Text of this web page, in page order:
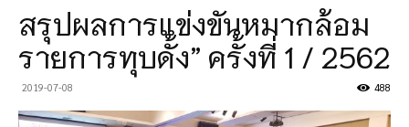
สรุปผลการแข่งขันหมากล้อม
รายการทุบดั้ง” ครั้งที่ 1 / 2562
2019-07-08 488